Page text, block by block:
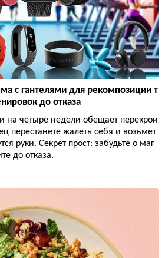
с гантелями для рекомпозиции т
до отказа
на четыре недели обещает перекрои
перестанете жалеть себя и возьмет
руки. Секрет прост: забудьте о маг
до отказа.